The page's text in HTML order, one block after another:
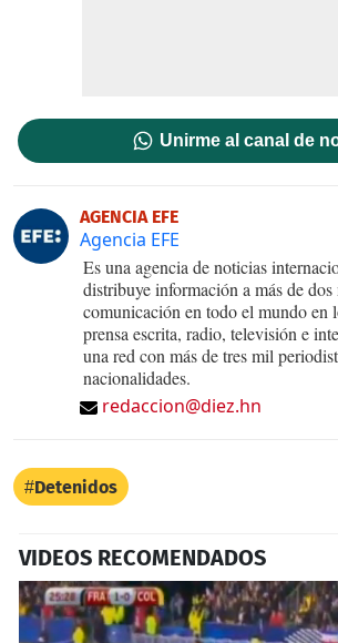
Unirme al canal de
AGENCIA EFE
Agencia EFE
Es una agencia de noticias
distribuye información a más de
comunicación en todo el mundo en
prensa escrita, radio, televisión e
una red con más de tres mil
nacionalidades.
redaccion@diez.hn
Detenidos
VIDEOS RECOMENDADOS